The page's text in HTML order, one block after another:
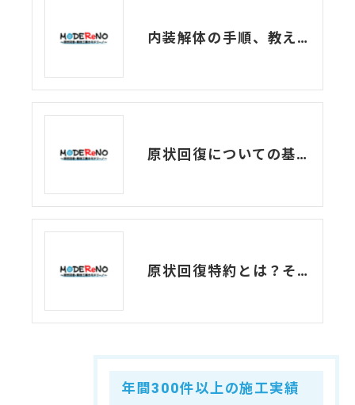
内装解体の手順、教えます！
原状回復についての基礎知識！
原状回復特約とは？その条件は？？
年間300件以上の施工実績